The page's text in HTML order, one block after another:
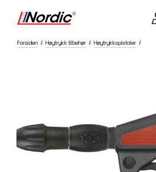
Forsiden / Høytrykk tilbehør / Høytrykkspistoler /